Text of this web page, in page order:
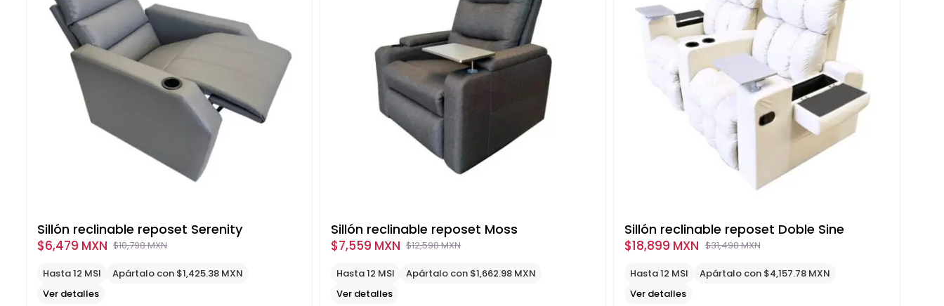
Sillón reclinable reposet Serenity
$10,798 MXNOriginal
price
$6,479 MXN
Current
price
Hasta 12 MSI
Apártalo con $1,425.38 MXN
Ver detalles
Sillón reclinable reposet Moss
$12,598 MXNOriginal
price
$7,559 MXN
Current
price
Hasta 12 MSI
Apártalo con $1,662.98 MXN
Ver detalles
Sillón reclinable reposet Doble Sine
$31,498 MXNOriginal
price
$18,899 MXN
Current
price
Hasta 12 MSI
Apártalo con $4,157.78 MXN
Ver detalles